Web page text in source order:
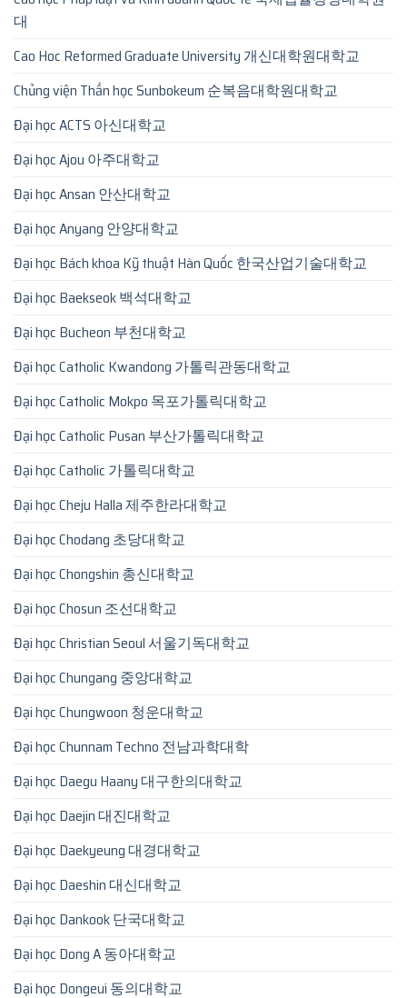
대
Cao Hoc Reformed Graduate University 개신대학원대학교
Chủng viện Thần học Sunbokeum 순복음대학원대학교
Đại học ACTS 아신대학교
Đại học Ajou 아주대학교
Đại học Ansan 안산대학교
Đại học Anyang 안양대학교
Đại học Bách khoa Kỹ thuật Hàn Quốc 한국산업기술대학교
Đại học Baekseok 백석대학교
Đại học Bucheon 부천대학교
Đại học Catholic Kwandong 가톨릭관동대학교
Đại học Catholic Mokpo 목포가톨릭대학교
Đại học Catholic Pusan 부산가톨릭대학교
Đại học Catholic 가톨릭대학교
Đại học Cheju Halla 제주한라대학교
Đại học Chodang 초당대학교
Đại học Chongshin 총신대학교
Đại học Chosun 조선대학교
Đại học Christian Seoul 서울기독대학교
Đại học Chungang 중앙대학교
Đại học Chungwoon 청운대학교
Đại học Chunnam Techno 전남과학대학
Đại học Daegu Haany 대구한의대학교
Đại học Daejin 대진대학교
Đại học Daekyeung 대경대학교
Đại học Daeshin 대신대학교
Đại học Dankook 단국대학교
Đại học Dong A 동아대학교
Đại học Dongeui 동의대학교